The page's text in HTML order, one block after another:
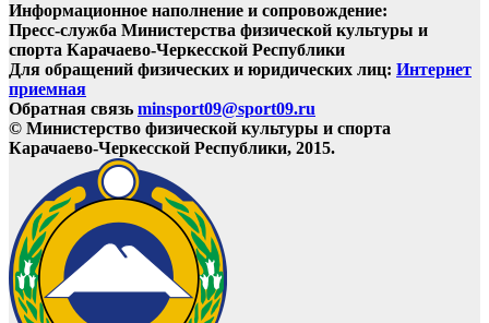
Информационное наполнение и сопровождение:
Пресс-служба Министерства физической культуры и
спорта Карачаево-Черкесской Республики
Для обращений физических и юридических лиц: Интернет
приемная
Обратная связь minsport09@sport09.ru
© Министерство физической культуры и спорта
Карачаево-Черкесской Республики, 2015.